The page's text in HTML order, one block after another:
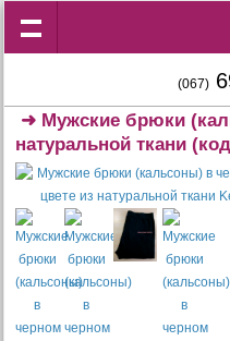
(067)
➜ Мужские брюки
натуральной ткани